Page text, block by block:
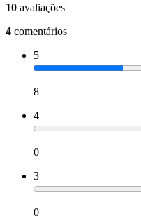
10 avaliações
4 comentários
5
8
4
0
3
0